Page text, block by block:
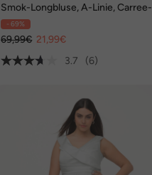
Smok-Longbluse, A-Linie, Carree-
Ausschnitt, Halbarm
- 69%
69,99€ 21,99€
3.7
(6)